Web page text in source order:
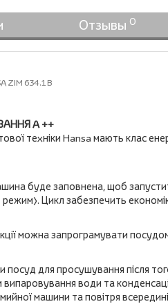
Отзывы 0
ZIM 634.1 B
A ++
техніки Hansa мають клас
буде заповнена, щоб
Цикл забезпечить
можна запрограмувати
для просушування після
води та
машини та повітря